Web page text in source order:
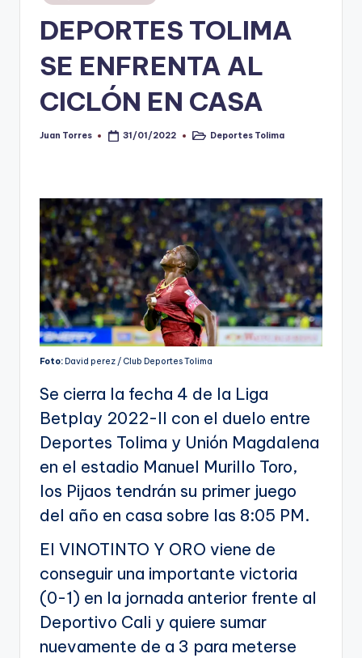
V
ti
o
en
DEPORTES TOLIMA
SE ENFRENTA AL
CICLÓN EN CASA
Publicado
Juan Torres 31/01/2022
Publicado
Deportes Tolima
Foto:David perez / Club Deportes Tolima
Se cierra la fecha 4 de la Liga
Betplay 2022-II con el duelo entre
Deportes Tolima y Unión Magdalena
en el estadio Manuel Murillo Toro,
los Pijaos tendrán su primer juego
del año en casa sobre las 8:05 PM.
El VINOTINTO Y ORO viene de
conseguir una importante victoria
(0-1) en la jornada anterior frente al
Deportivo Cali y quiere sumar
nuevamente de a 3 para meterse